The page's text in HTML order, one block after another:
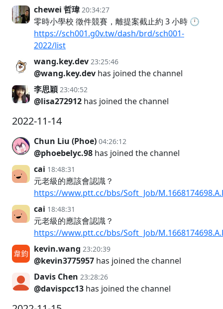
chewei 哲瑋 20:34:27
零時小學校 徵件競賽，離提案截止約 3 小時 🕛
https://sch001.g0v.tw/dash/brd/sch001-
2022/list
wang.key.dev 23:25:46
@wang.key.dev has joined the channel
李思穎 23:40:52
@lisa272912 has joined the channel
2022-11-14
Chun Liu (Phoe) 04:26:12
@phoebelyc.98 has joined the channel
cai 18:48:31
元老級的應該會認識？
https://www.ptt.cc/bbs/Soft_Job/
cai 18:48:31
元老級的應該會認識？
https://www.ptt.cc/bbs/Soft_Job/
kevin.wang 23:20:39
@kevin3775957 has joined the channel
Davis Chen 23:28:26
@davispcc13 has joined the channel